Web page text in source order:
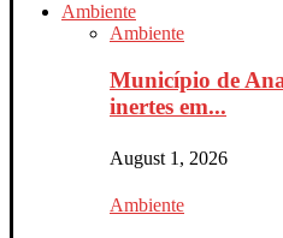
Ambiente
Ambiente
Município de
inertes em...
August 1, 2026
Ambiente